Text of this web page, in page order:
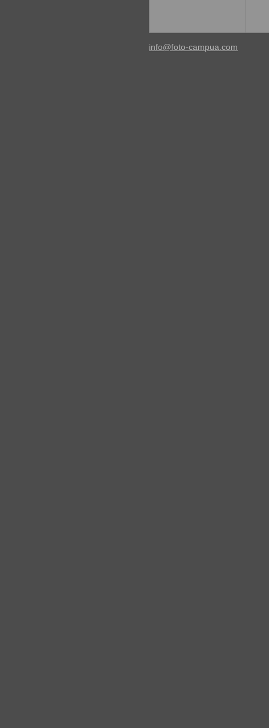
info@foto-campua.com